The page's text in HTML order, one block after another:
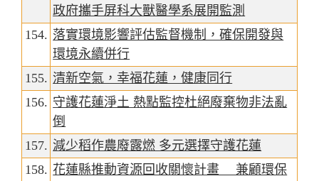
政府攜手屏科大獸醫學系展開監測
154. 落實環境影響評估監督機制，確保開發與
環境永續併行
155. 清新空氣，幸福花蓮，健康同行
156. 守護花蓮淨土 熱點監控杜絕廢棄物非法亂
倒
157. 減少稻作農廢露燃 多元選擇守護花蓮
158. 花蓮縣推動資源回收關懷計畫 兼顧環保